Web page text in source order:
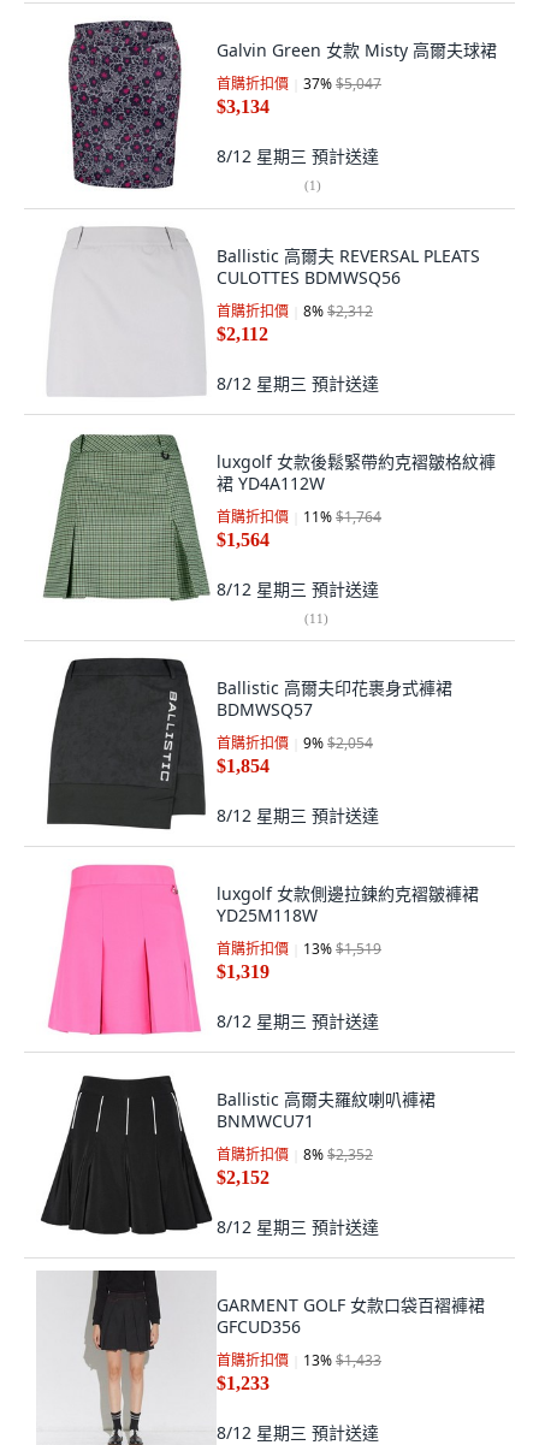
Galvin Green 女款 Misty 高爾夫球裙
首購折扣價 37%$5,047
$3,134
8/12 星期三 預計送達
(1)
Ballistic 高爾夫 REVERSAL PLEATS
CULOTTES BDMWSQ56
首購折扣價 8%$2,312
$2,112
8/12 星期三 預計送達
luxgolf 女款後鬆緊帶約克褶皺格紋褲
裙 YD4A112W
首購折扣價 11%$1,764
$1,564
8/12 星期三 預計送達
(11)
Ballistic 高爾夫印花裹身式褲裙
BDMWSQ57
首購折扣價 9%$2,054
$1,854
8/12 星期三 預計送達
luxgolf 女款側邊拉鍊約克褶皺褲裙
YD25M118W
首購折扣價 13%$1,519
$1,319
8/12 星期三 預計送達
Ballistic 高爾夫羅紋喇叭褲裙
BNMWCU71
首購折扣價 8%$2,352
$2,152
8/12 星期三 預計送達
GARMENT GOLF 女款口袋百褶褲裙
GFCUD356
首購折扣價 13%$1,433
$1,233
8/12 星期三 預計送達